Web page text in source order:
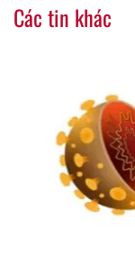
Các tin khác